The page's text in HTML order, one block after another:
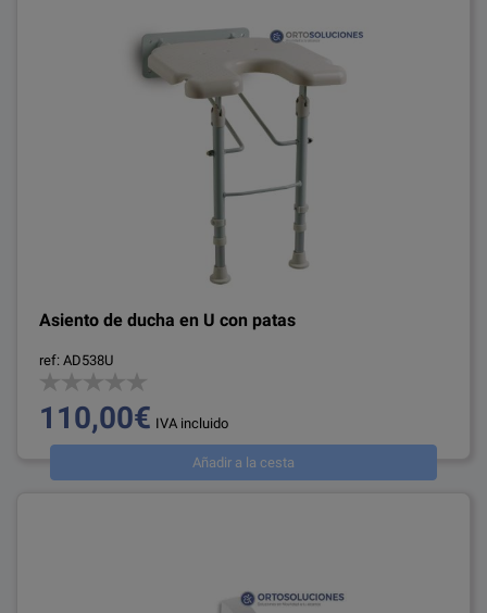
Asiento de ducha en U con patas
ref: AD538U
110,00€ IVA incluido
Añadir a la cesta